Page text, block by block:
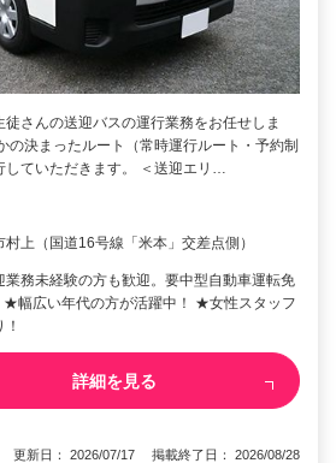
徒さんの送迎バスの運行業務をお任せしま
の決まったルート（常時運行ルート・予約制
していただきます。 ＜送迎エリ…
上（国道16号線「米本」交差点側）
業務未経験の方も歓迎。要中型自動車運転免
幅広い年代の方が活躍中！ ★女性スタッフ
詳細を見る
更新日： 2026/07/17 掲載終了日： 2026/08/28